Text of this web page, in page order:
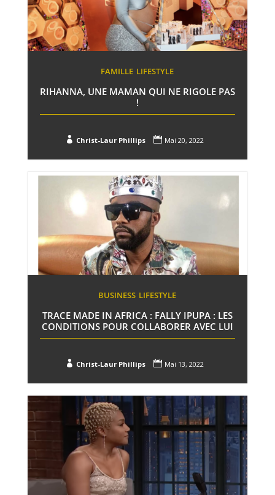
FAMILLE LIFESTYLE
RIHANNA, UNE MAMAN QUI NE RIGOLE PAS
!
 Christ-Laur Phillips  Mai 20, 2022
BUSINESS LIFESTYLE
TRACE MADE IN AFRICA : FALLY IPUPA : LES
CONDITIONS POUR COLLABORER AVEC LUI
 Christ-Laur Phillips  Mai 13, 2022